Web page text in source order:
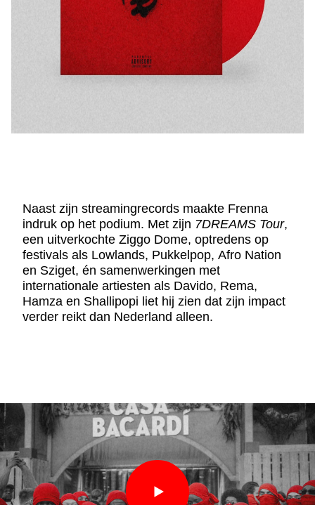
Naast zijn streamingrecords maakte Frenna
indruk op het podium. Met zijn 7DREAMS Tour,
een uitverkochte Ziggo Dome, optredens op
festivals als Lowlands, Pukkelpop, Afro Nation
en Sziget, én samenwerkingen met
internationale artiesten als Davido, Rema,
Hamza en Shallipopi liet hij zien dat zijn impact
verder reikt dan Nederland alleen.